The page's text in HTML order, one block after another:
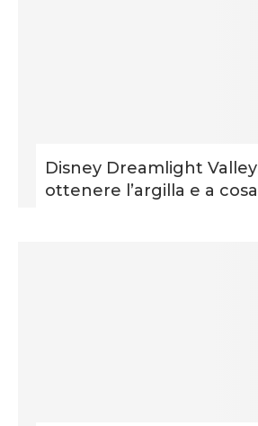
Disney Dreamlight
ottenere l’argilla e a